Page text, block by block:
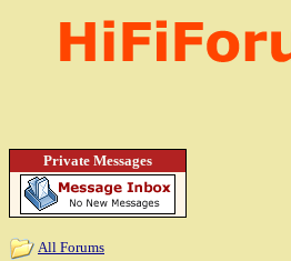
Private Messages
All Forums